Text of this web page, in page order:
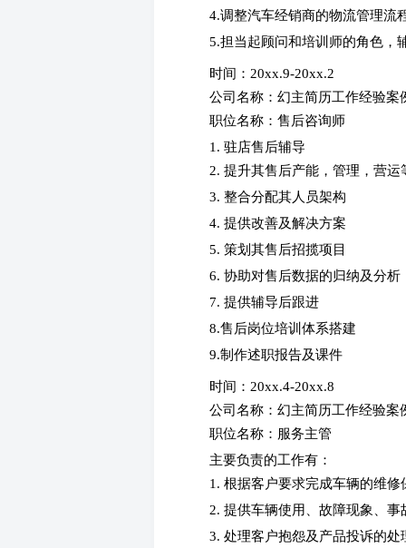
4.调整汽车经销商的物流管理流
5.担当起顾问和培训师的角色，
时间：20xx.9-20xx.2
公司名称：幻主简历工作经验
职位名称：售后咨询师
1. 驻店售后辅导
2. 提升其售后产能，管理，营运
3. 整合分配其人员架构
4. 提供改善及解决方案
5. 策划其售后招揽项目
6. 协助对售后数据的归纳及分析
7. 提供辅导后跟进
8.售后岗位培训体系搭建
9.制作述职报告及课件
时间：20xx.4-20xx.8
公司名称：幻主简历工作经验
职位名称：服务主管
主要负责的工作有：
1. 根据客户要求完成车辆的维
2. 提供车辆使用、故障现象、
3. 处理客户抱怨及产品投诉的处